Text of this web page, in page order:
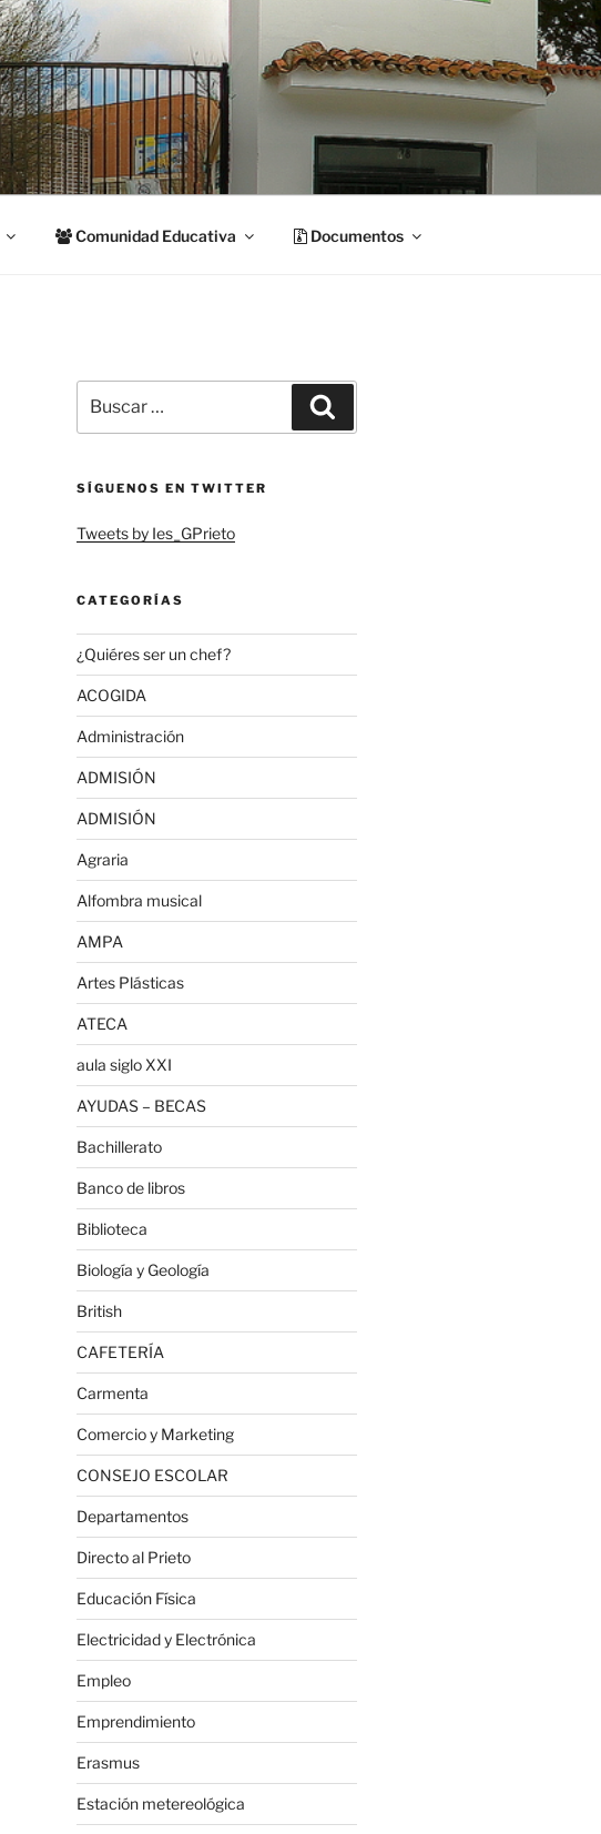
Comunidad Educativa Documentos
por:
SÍGUENOS EN TWITTER
Tweets by Ies_GPrieto
CATEGORÍAS
¿Quiéres ser un chef?
ACOGIDA
Administración
ADMISIÓN
ADMISIÓN
Agraria
Alfombra musical
AMPA
Artes Plásticas
ATECA
aula siglo XXI
AYUDAS – BECAS
Bachillerato
Banco de libros
Biblioteca
Biología y Geología
British
CAFETERÍA
Carmenta
Comercio y Marketing
CONSEJO ESCOLAR
Departamentos
Directo al Prieto
Educación Física
Electricidad y Electrónica
Empleo
Emprendimiento
Erasmus
Estación metereológica